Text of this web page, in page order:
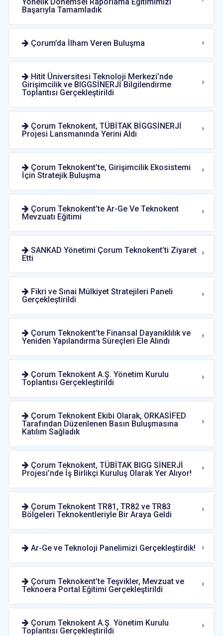
Başarıyla Tamamladık
Çorum’da İlham Veren Buluşma
Hitit Üniversitesi Teknoloji Merkezi’nde
Girişimcilik ve BIGGSİNERJİ Bilgilendirme
Toplantısı Gerçekleştirildi
Çorum Teknokent, TÜBİTAK BİGGSİNERJİ
Projesi Lansmanında Yerini Aldı
Çorum Teknokent’te, Girişimcilik Ekosistemi
İçin Stratejik Buluşma
Çorum Teknokent’te Ar-Ge Ve Teknokent
Mevzuatı Eğitimi
SANKAD Yönetimi Çorum Teknokent’ti Ziyaret
Etti
Fikri ve Sınai Mülkiyet Stratejileri Paneli
Gerçekleştirildi
Çorum Teknokent’te Finansal Dayanıklılık ve
Yeniden Yapılandırma Süreçleri Ele Alındı
Çorum Teknokent A.Ş. Yönetim Kurulu
Toplantısı Gerçekleştirildi
Çorum Teknokent Ekibi Olarak, ORKASİFED
Tarafından Düzenlenen Basın Buluşmasına
Katılım Sağladık
Çorum Teknokent, TÜBİTAK BIGG SİNERJİ
Projesi’nde İş Birlikçi Kuruluş Olarak Yer Alıyor!
Çorum Teknokent TR81, TR82 ve TR83
Bölgeleri Teknokentleriyle Bir Araya Geldi
Ar-Ge ve Teknoloji Panelimizi Gerçekleştirdik!
Çorum Teknokent’te Teşvikler, Mevzuat ve
Teknoera Portal Eğitimi Gerçekleştirildi
Çorum Teknokent A.Ş. Yönetim Kurulu
Toplantısı Gerçekleştirildi